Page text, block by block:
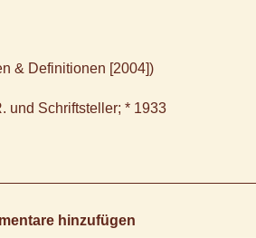
& Definitionen [2004])
und Schriftsteller; * 1933
hinzufügen